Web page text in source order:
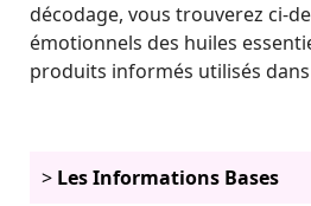
décodage, vous trouverez ci-
émotionnels des huiles
produits informés utilisés
Les Informations Bases